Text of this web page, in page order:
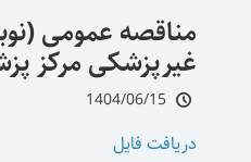
مناقصه عمومی
غیرپزشکی مرکز
دریافت فایل